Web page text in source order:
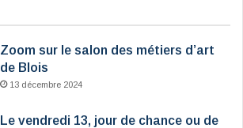
Zoom sur le salon des métiers d’art
de Blois
13 décembre 2024
Le vendredi 13, jour de chance ou de